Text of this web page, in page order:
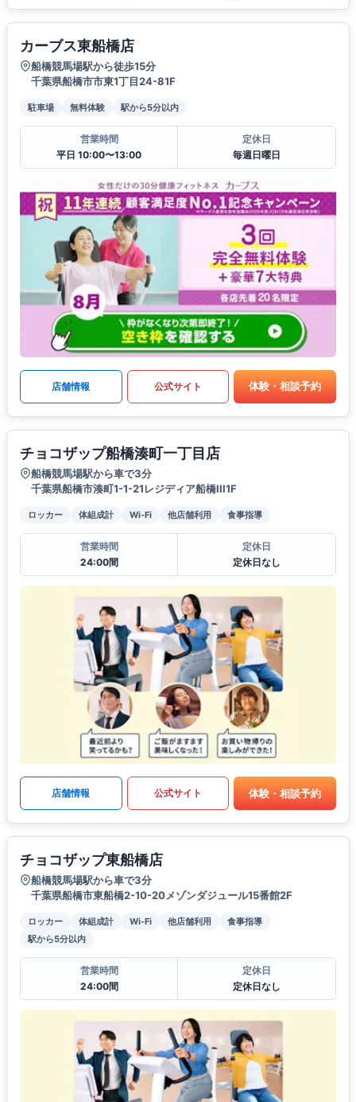
カーブス東船橋店
船橋競馬場駅から徒歩15分
千葉県船橋市市東1丁目24-81F
駐車場 無料体験 駅から5分以内
営業時間
平日 10:00〜13:00
定休日
毎週日曜日
店舗情報 公式サイト 体験・相談予約
チョコザップ船橋湊町一丁目店
船橋競馬場駅から車で3分
千葉県船橋市湊町1-1-21レジディア船橋III1F
ロッカー 体組成計 Wi-Fi 他店舗利用 食事指導
営業時間
24:00間
定休日
定休日なし
店舗情報 公式サイト 体験・相談予約
チョコザップ東船橋店
船橋競馬場駅から車で3分
千葉県船橋市東船橋2-10-20メゾンダジュール15番館2F
ロッカー 体組成計 Wi-Fi 他店舗利用
食事指導
駅から5分以内
営業時間
24:00間
定休日
定休日なし